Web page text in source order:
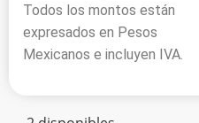
Todos los montos están
expresados en Pesos
Mexicanos e incluyen IVA.